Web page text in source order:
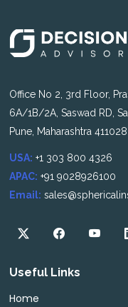
Office No 2, 3rd Floor,
6A/1B/2A, Saswad RD,
Pune, Maharashtra
USA: +1 303 800 4326
APAC: +91 9028926100
Email:
Useful Links
Home